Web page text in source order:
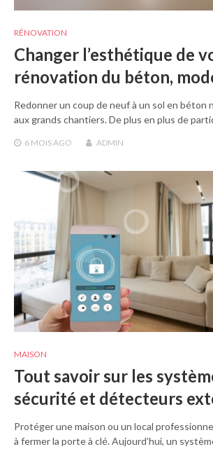
RÉNOVATION
Changer l’esthétique de
rénovation du béton,
Redonner un coup de neuf à un sol en béton
aux grands chantiers. De plus en plus de
6 MOIS AGO ADMIN
MAISON
Tout savoir sur les
sécurité et détecteurs
Protéger une maison ou un local
à fermer la porte à clé. Aujourd’hui, un